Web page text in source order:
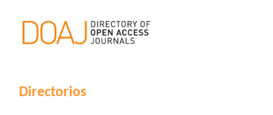
Directorios